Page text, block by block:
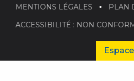
MENTIONS LÉGALES PLAN
ACCESSIBILITÉ : NON